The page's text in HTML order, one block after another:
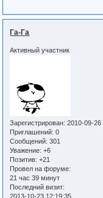
Га-Га
Активный участник
Зарегистрирован: 2010-09-26
Приглашений: 0
Сообщений: 301
Уважение: +6
Позитив: +21
Провел на форуме:
21 час 39 минут
Последний визит:
2013-10-23 12:19:35